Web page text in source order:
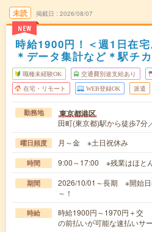
未読
NEW
掲載日 2026/08/07
時給1900円！＜週1日在
＊データ集計など＊駅チカ
職種未経験OK 交通費別途支給あり
在宅・リモート WEB登録OK 派遣
勤務地 東京都港区
田町(東京都)駅から徒歩7分
曜日頻度 月～金 ※土日祝休み
時間 9:00～17:00 ※残業はほと
期間
2026/10/01～長期 ※開始
～！
時給
時給1900円～1970円＋交
の前払いが可能な速払いサ